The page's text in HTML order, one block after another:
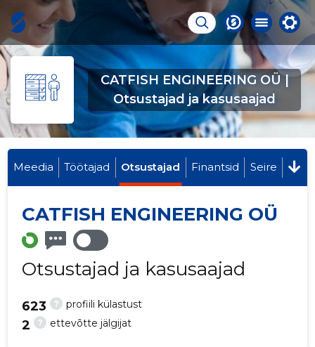
CATFISH ENGINEERING OÜ |
Otsustajad ja kasusaajad
Meedia Töötajad Otsustajad Finantsid Seire
CATFISH ENGINEERING OÜ
Otsustajad ja kasusaajad
? profiili külastust
623
? ettevõtte jälgijat
2